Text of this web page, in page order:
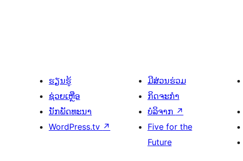
ຮຽນຮູ້
ຊ່ວຍເຫຼືອ
ນັກພັດທະນາ
WordPress.tv ↗
ມີສ່ວນຮ່ວມ
ກິດຈະກຳ
ບໍລິຈາກ ↗
Five for the
Future